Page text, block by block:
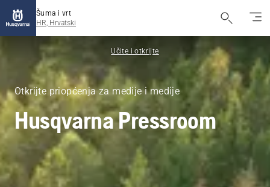
Šuma i vrt
HR, Hrvatski
Učite i otkrijte
Otkrijte priopćenja za medije i medije
Husqvarna Pressroom